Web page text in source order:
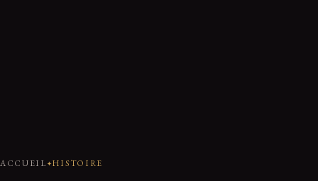
ACCUEIL HISTOIRE